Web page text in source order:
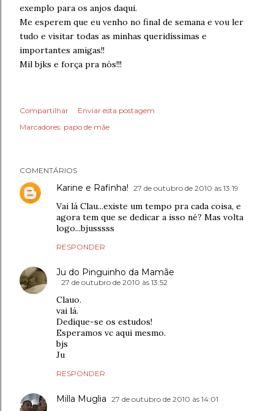
exemplo para os anjos daqui.
Me esperem que eu venho no final de semana e vou ler
tudo e visitar todas as minhas queridíssimas e
importantes amigas!!
Mil bjks e força pra nós!!!
Compartilhar
Enviar esta postagem
Marcadores: papo de mãe
COMENTÁRIOS
Karine e Rafinha! 27 de outubro de 2010 às 13:19
Vai lá Clau...existe um tempo pra cada coisa, e
agora tem que se dedicar a isso né? Mas volta
logo...bjusssss
RESPONDER
Ju do Pinguinho da Mamãe
27 de outubro de 2010 às 13:52
Clauo.
vai lá.
Dedique-se os estudos!
Esperamos vc aqui mesmo.
bjs
Ju
RESPONDER
Milla Muglia 27 de outubro de 2010 às 14:01